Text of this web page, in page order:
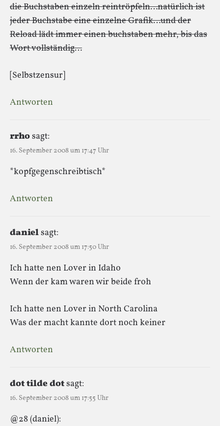
die Buchstaben einzeln reintröpfeln…natürlich ist
jeder Buchstabe eine einzelne Grafik…und der
Reload lädt immer einen buchstaben mehr, bis das
Wort vollständig…
[Selbstzensur]
Antworten
rrhosagt:
16. September 2008 um 17:47 Uhr
*kopfgegenschreibtisch*
Antworten
danielsagt:
16. September 2008 um 17:50 Uhr
Ich hatte nen Lover in Idaho
Wenn der kam waren wir beide froh
Ich hatte nen Lover in North Carolina
Was der macht kannte dort noch keiner
Antworten
dot tilde dotsagt:
16. September 2008 um 17:55 Uhr
@28 (daniel):